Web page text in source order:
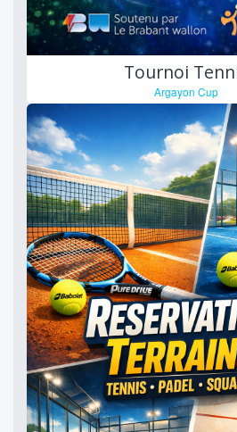
Tournoi
Argayon Cup